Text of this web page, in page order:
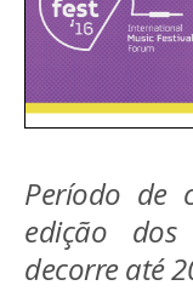
Período de
edição dos
decorre até